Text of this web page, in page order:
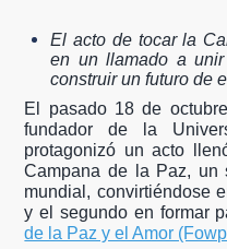
El acto de tocar la
en un llamado a
construir un futuro de
El pasado 18 de
fundador de la
protagonizó un acto
Campana de la Paz, un
mundial, convirtiéndose
y el segundo en formar
de la Paz y el Amor